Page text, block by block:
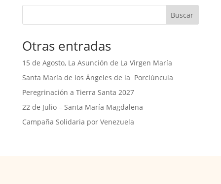
Buscar
Otras entradas
15 de Agosto, La Asunción de La Virgen María
Santa María de los Ángeles de la Porciúncula
Peregrinación a Tierra Santa 2027
22 de Julio – Santa María Magdalena
Campaña Solidaria por Venezuela